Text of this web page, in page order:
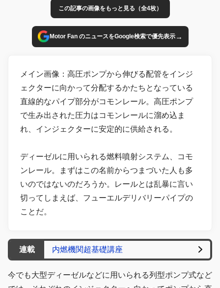
この記事の画像をもっと見る（全4枚）
Motor Fan のニュースをGoogle検索で優先表示→
メイン画像：高圧ポンプから伸びる配管をインジ
ェクターに向かって分配するかたちとなっている
直線的なパイプ部分がコモンレール。高圧ポンプ
で生み出された圧力はコモンレールに溜め込ま
れ、インジェクターに安定的に供給される。
ディーゼルに用いられる燃料噴射システム、コモ
ンレール。まずはこの名前からつまづいた人も多
いのではないのだろうか。レールとは乱暴に言い
切ってしまえば、フューエルデリバリーパイプの
ことだ。
連載 内燃機関超基礎講座
今でも大型ディーゼルなどに用いられる列型ポンプ式など